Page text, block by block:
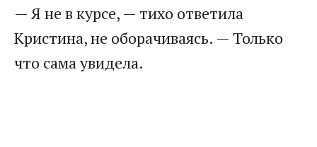
— Я не в курсе, — тихо ответила
Кристина, не оборачиваясь. — Только
что сама увидела.